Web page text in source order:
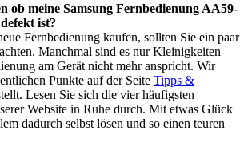
ob meine Samsung Fernbedienung AA59-
ist?
Fernbedienung kaufen, sollten Sie ein paar
Manchmal sind es nur Kleinigkeiten
am Gerät nicht mehr anspricht. Wir
Punkte auf der Seite Tipps &
Lesen Sie sich die vier häufigsten
Website in Ruhe durch. Mit etwas Glück
dadurch selbst lösen und so einen teuren